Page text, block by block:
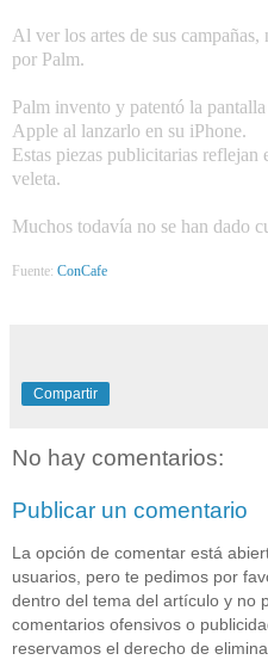
Al ver los artes de sus
por Palm.
Palm invento y patentó la
Apple al lanzarlo en su iPhone.
Estas piezas publicitarias
veleta.
Muchos todavía no se han dado
Fuente: ConCafe
Compartir
No hay comentarios:
Publicar un comentario
La opción de comentar está
usuarios, pero te pedimos por
dentro del tema del artículo y no
comentarios ofensivos o
reservamos el derecho de